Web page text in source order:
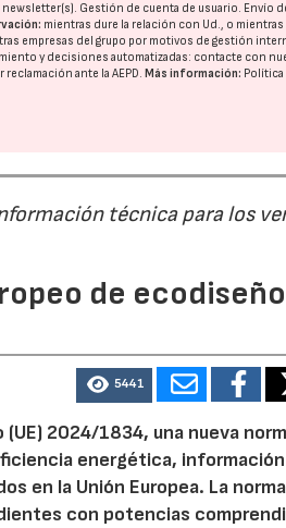
Gestión de cuenta de usuario. Envío
mientras dure la relación con Ud., o mientras
empresas del grupo por motivos de gestión
y decisiones automatizadas: contacte con
reclamación ante laAEPD. Más información:
técnica para los
de
5441
2024/1834, una nueva
energética,
en la Unión Europea. La
con potencias